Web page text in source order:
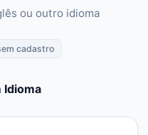
ou outro idioma
cadastro
Idioma